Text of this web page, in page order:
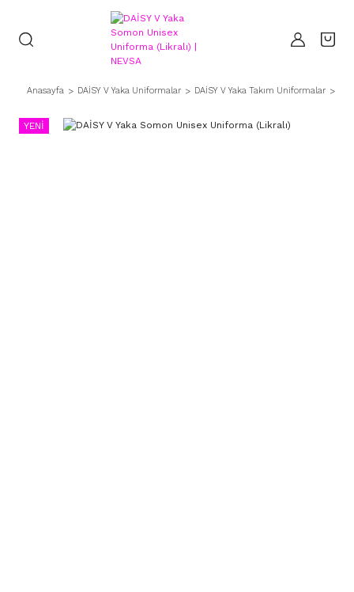
Anasayfa DAİSY V Yaka Uniformalar DAİSY V Yaka Takım Uniformalar
YENİ